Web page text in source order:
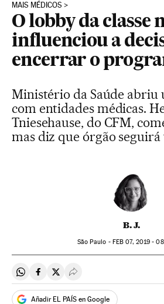
MAIS MÉDICOS
O lobby da classe
influenciou a
encerrar o
Ministério da Saúde abriu
com entidades médicas.
Tniesehause, do CFM,
mas diz que órgão
B. J.
São Paulo - FEB 07, 2019 -
Compartir en Whatsapp
Compartir en Facebook
Compartir en Twitter
Desplegar Redes
Añadir EL PAÍS en Google